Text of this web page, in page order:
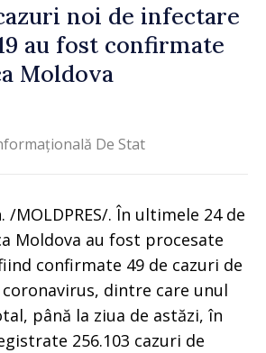
noi de infectare
au fost confirmate
Moldova
De Stat
/MOLDPRES/. În ultimele 24 de
Moldova au fost procesate
confirmate 49 de cazuri de
dintre care unul
până la ziua de astăzi, în
256.103 cazuri de